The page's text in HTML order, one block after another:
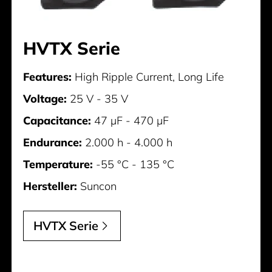
HVTX Serie
Features: High Ripple Current, Long Life
Voltage: 25 V - 35 V
Capacitance: 47 µF - 470 µF
Endurance: 2.000 h - 4.000 h
Temperature: -55 °C - 135 °C
Hersteller: Suncon
HVTX Serie